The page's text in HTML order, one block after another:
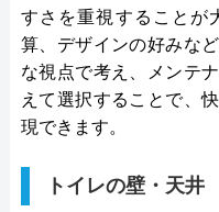
すさを重視することが
算、デザインの好みな
な視点で考え、メンテ
えて選択することで、
現できます。
トイレの壁・天井